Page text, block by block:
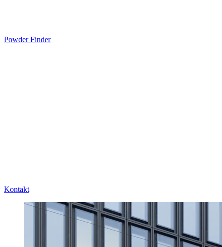
Powder Finder
Kontakt